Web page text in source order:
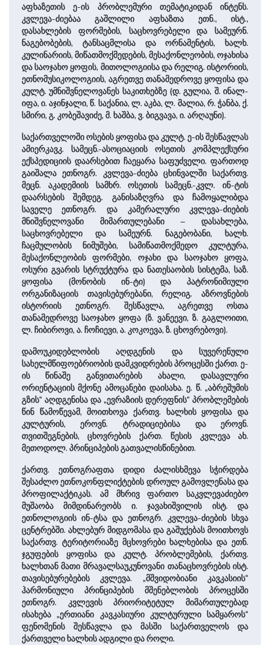
აფხაზეთის ე-ის პრობლემური თემატიკიდან ინტენს.
კვლევა-ძიებაა გაშლილი აფხაზთა ეთნ., ისტ.,
დასახლების ფორმების, საცხოვრებელი და სამეურნ.
ნაგებობების, ტანსაცმლისა და ორნამენტის, ხალხ.
კულინარიის, მიწათმოქმედების, მესაქონლეობის, ოჯახისა
და საოჯახო ყოფის, მითოლოგიისა და რელიგ. ისტორიის,
ეთნომუსიკოლოგიის, აგრეთვე თანამედროვე ყოფისა და
კულტ. უმნიშვნელოვანეს საკითხებზე (დ. გულია, შ. ინალ-
იფა, ი. აჯინჯალი, წ. საქანია, ლ. აკბა, ლ. მალია, რ. ჭანბა, ქ.
სმირი, გ. კობეშავიძე, მ. ხაშბა, ვ. ბიგვავა, ი. არღაუნი).
საქართველოში ოსების ყოფისა და კულტ. ე-ის შესწავლას
ამიერკავკ. სამეცნ.-ასოციაციის ოსეთის კომპლექსური
ექსპედიციის დაარსებით ჩაეყარა საფუძველი. ფართოდ
გაიშალა ეთნოგრ. კვლევა-ძიება ცხინვალში საქართვ.
მეცნ. აკადემიის სამხრ. ოსეთის სამეცნ.-კვლ. ინ-ტის
დაარსების შემდეგ. განისაზღვრა და ჩამოყალიბდა
საველე ეთნოგრ. და კამერალური კვლევა-ძიების
მნიშვნელოვანი მიმართულებანი – დასახლება,
საცხოვრებელი და სამეურნ. ნაგებობანი, ხალხ.
ჩაცმულობის ნიმუშები, სამიწათმოქმედო კულტურა,
მესაქონლეობის ფორმები, ოჯახი და საოჯახო ყოფა,
ოსური გვარის სტრუქტურა და ნათესაობის სისტემა, საზ.
ყოფისა (მონობის ინ-ტი) და პატრონიმიული
ორგანიზაციის თავისებურებანი, რელიგ. აზროვნების
ისტორიის ეთნოგრ. შესწავლა, აგრეთვე ოსთა
თანამედროვე საოჯახო ყოფა (ზ. ვანეევი, ზ. გაგლოითი,
ლ. ჩიბიროვი, ა. ჩოჩიევი, ა. კოკოევა, ზ. ცხოვრებოვი).
დამოუკიდებლობის აღდგენის და სუვერენული
სახელმწიფოებრიობის დამკვიდრების პროცესში ქართ. ე-
ის წინაშე განვითარების ახალი, დასავლური
ორიენტაციის მქონე ამოცანები დაისახა. ე. წ. „აბრეშუმის
გზის“ აღდგენისა და „ევრაზიის დერეფნის“ პრობლემების
წინ წამოწევამ, მოითხოვა ქართვ. ხალხის ყოფისა და
კულტურის, ეროვნ. ტრადიციებისა და ეროვნ.
თვითშეგნების, ცხოვრების ქართ. წესის კვლევა ახ.
მეთოდოლ. პრინციპების გათვალისწინებით.
ქართვ. ეთნოგრაფთა დიდი ძალისხმევა სჭირდება
შესაძლო ეთნოკონფლიქტების დროულ გამოვლენასა და
პროფილაქტიკას. ამ მხრივ ფართო საკვლევაძიებო
მუშაობა მიმდინარეობს ი. ჯავახიშვილის ისტ. და
ეთნოლოგიის ინ-ტსა და ეთნოგრ. კვლევა-ძიების სხვა
ცენტრებში. ახლებურ მიდგომასა და გაშუქებას მოითხოვს
საქართვ. ტერიტორიაზე მცხოვრები ხალხებისა და ეთნ.
ჯგუფების ყოფისა და კულტ. პრობლემების, ქართვ.
ხალხთან მათი მრავალსაუკუნოვანი თანაცხოვრების ისტ.
თავისებურებების კვლევა. „მშვიდობიანი კავკასიის“
ჰარმონიული პრინციპების მშენებლობის პროცესში
ეთნოგრ. კვლევის პრიორიტეტულ მიმართულებად
ისახება „ერთიანი კავკასიური კულტურული სამყაროს“
ფენომენის შესწავლა და მასში საქართველოს და
ქართველი ხალხის ადგილი და როლი.